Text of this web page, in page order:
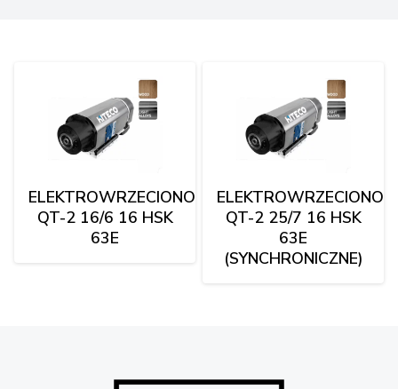
ELEKTROWRZECIONO
QT-2 16/6 16 HSK
63E
ELEKTROWRZECIONO
QT-2 25/7 16 HSK
63E
(SYNCHRONICZNE)